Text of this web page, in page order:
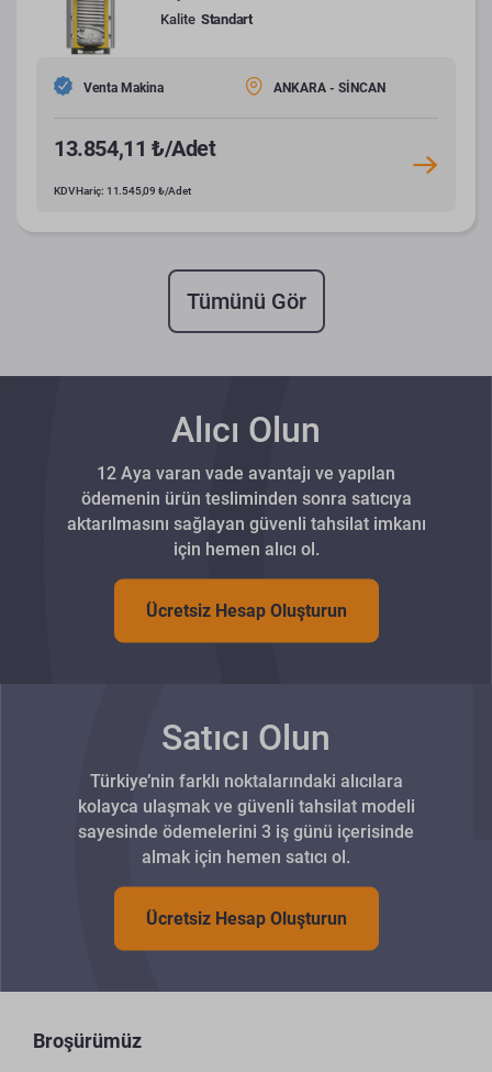
Kalite Standart
Venta Makina ANKARA - SİNCAN
13.854,11 ₺/Adet
KDV Hariç: 11.545,09 ₺/Adet
Tümünü Gör
Alıcı Olun
12 Aya varan vade avantajı ve yapılan
ödemenin ürün tesliminden sonra satıcıya
aktarılmasını sağlayan güvenli tahsilat imkanı
için hemen alıcı ol.
Ücretsiz Hesap Oluşturun
Satıcı Olun
Türkiye’nin farklı noktalarındaki alıcılara
kolayca ulaşmak ve güvenli tahsilat modeli
sayesinde ödemelerini 3 iş günü içerisinde
almak için hemen satıcı ol.
Ücretsiz Hesap Oluşturun
Broşürümüz